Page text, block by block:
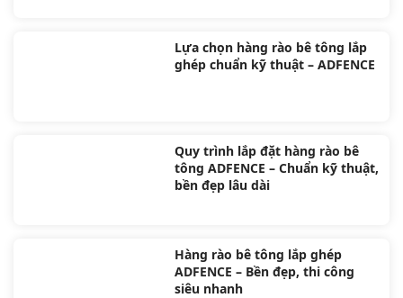
Lựa chọn hàng rào bê tông lắp
ghép chuẩn kỹ thuật – ADFENCE
Quy trình lắp đặt hàng rào bê
tông ADFENCE – Chuẩn kỹ thuật,
bền đẹp lâu dài
Hàng rào bê tông lắp ghép
ADFENCE – Bền đẹp, thi công
siêu nhanh